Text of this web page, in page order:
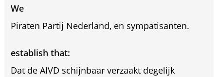
We
Piraten Partij Nederland, en sympatisanten.
establish that:
Dat de AIVD schijnbaar verzaakt degelijk